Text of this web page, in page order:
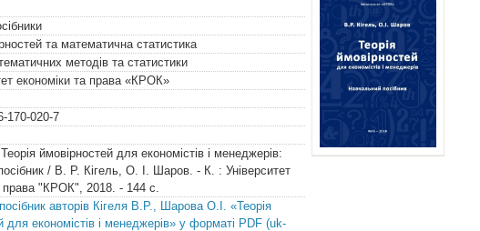
та математична статистика
методів та статистики
економіки та права «КРОК»
170-020-7
ймовірностей для економістів і менеджерів:
/ В. Р. Кігель, О. І. Шаров. - К. : Університет
права "КРОК", 2018. - 144 с.
авторів Кігеля В.Р., Шарова О.І. «Теорія
для економістів і менеджерів» у форматі PDF (uk-